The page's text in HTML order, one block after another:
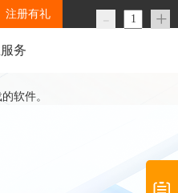
注册有礼
务
软件。
+